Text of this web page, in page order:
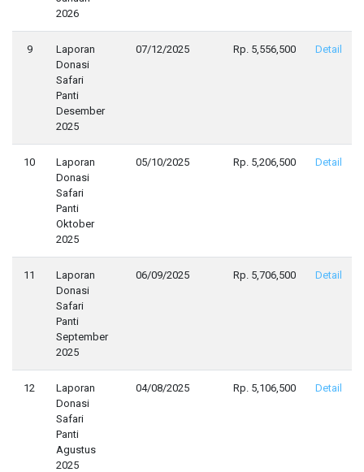
2026
9
Laporan
Donasi
Safari
Panti
Desember
2025
07/12/2025 Rp. 5,556,500 Detail
10
Laporan
Donasi
Safari
Panti
Oktober
2025
05/10/2025 Rp. 5,206,500 Detail
11
Laporan
Donasi
Safari
Panti
September
2025
06/09/2025 Rp. 5,706,500 Detail
12
Laporan
Donasi
Safari
Panti
Agustus
2025
04/08/2025 Rp. 5,106,500 Detail